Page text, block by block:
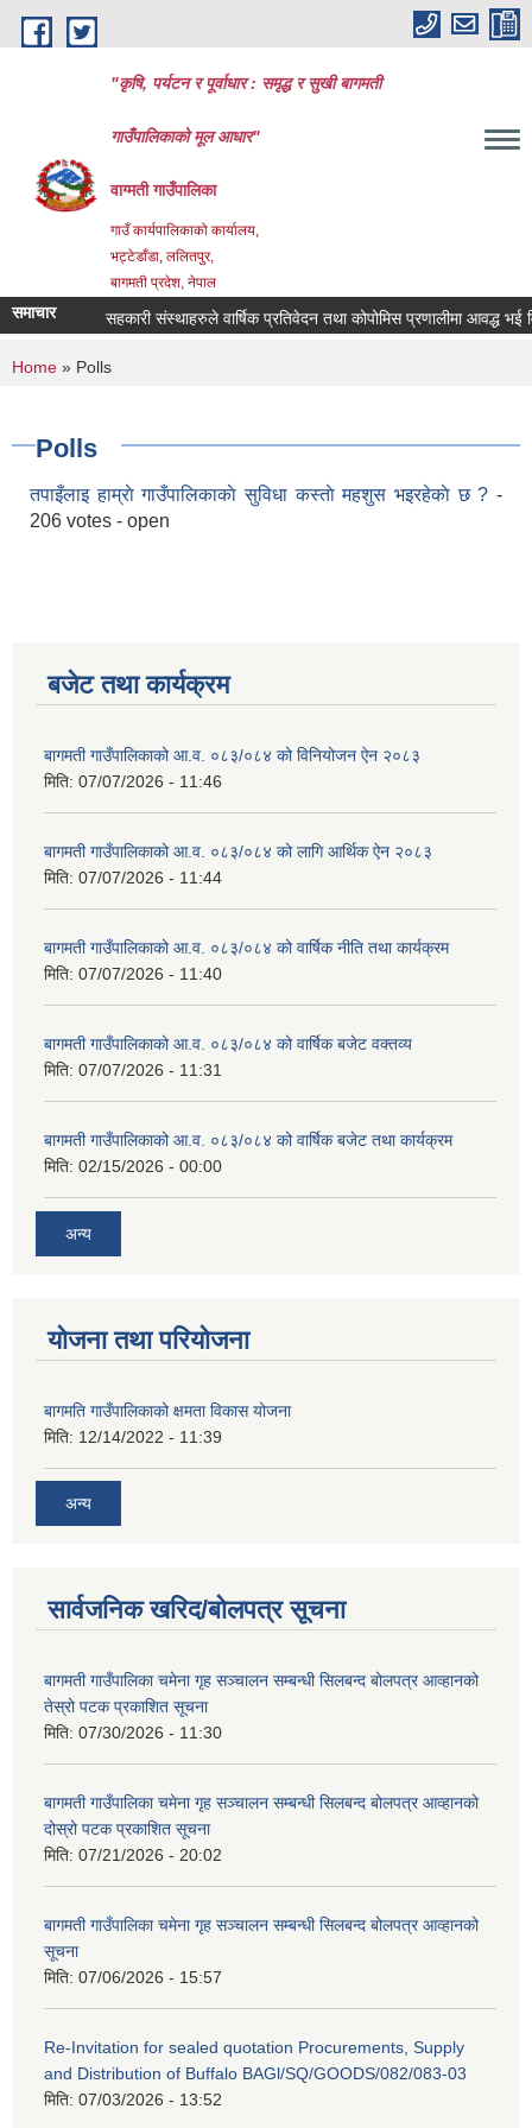
Skip to main content
"कृषि, पर्यटन र पूर्वाधार : समृद्ध र सुखी बागमती
गाउँपालिकाको मूल आधार"
वाग्मती गाउँपालिका
गाउँ कार्यपालिकाको कार्यालय,
भट्टेडाँडा, ललितपुर,
बागमती प्रदेश, नेपाल
समाचार सहकारी संस्थाहरुले वार्षिक प्रतिवेदन तथा कोपोमिस प्रणालीमा आवद्ध भई
You are here
Home » Polls
Polls
तपाइँलाइ हाम्राे गाउँपालिकाकाे सुविधा कस्ताे महशुस भइरहेकाे छ ? -
206 votes - open
बजेट तथा कार्यक्रम
बागमती गाउँपालिकाको आ.व. ०८३/०८४ को विनियोजन ऐन २०८३
मिति: 07/07/2026 - 11:46
बागमती गाउँपालिकाको आ.व. ०८३/०८४ को लागि आर्थिक ऐन २०८३
मिति: 07/07/2026 - 11:44
बागमती गाउँपालिकाको आ.व. ०८३/०८४ को वार्षिक नीति तथा कार्यक्रम
मिति: 07/07/2026 - 11:40
बागमती गाउँपालिकाको आ.व. ०८३/०८४ को वार्षिक बजेट वक्तव्य
मिति: 07/07/2026 - 11:31
बागमती गाउँपालिकाको आ.व. ०८३/०८४ को वार्षिक बजेट तथा कार्यक्रम
मिति: 02/15/2026 - 00:00
अन्य
योजना तथा परियोजना
बागमति गाउँपालिकाको क्षमता विकास योजना
मिति: 12/14/2022 - 11:39
अन्य
सार्वजनिक खरिद/बोलपत्र सूचना
बागमती गाउँपालिका चमेना गृह सञ्चालन सम्बन्धी सिलबन्द बोलपत्र आव्हानको
तेस्रो पटक प्रकाशित सूचना
मिति: 07/30/2026 - 11:30
बागमती गाउँपालिका चमेना गृह सञ्चालन सम्बन्धी सिलबन्द बोलपत्र आव्हानको
दोस्रो पटक प्रकाशित सूचना
मिति: 07/21/2026 - 20:02
बागमती गाउँपालिका चमेना गृह सञ्चालन सम्बन्धी सिलबन्द बोलपत्र आव्हानको
सूचना
मिति: 07/06/2026 - 15:57
Re-Invitation for sealed quotation Procurements, Supply
and Distribution of Buffalo BAGl/SQ/GOODS/082/083-03
मिति: 07/03/2026 - 13:52